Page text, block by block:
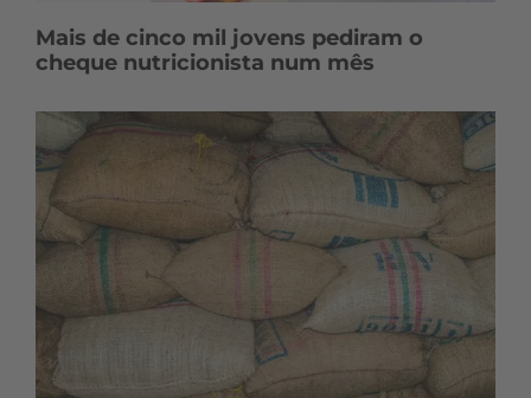
Mais de cinco mil jovens pediram o
cheque nutricionista num mês